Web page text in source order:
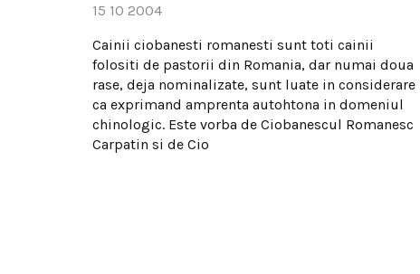
15 10 2004
Cainii ciobanesti romanesti sunt toti cainii
folositi de pastorii din Romania, dar numai doua
rase, deja nominalizate, sunt luate in considerare
ca exprimand amprenta autohtona in domeniul
chinologic. Este vorba de Ciobanescul Romanesc
Carpatin si de Cio